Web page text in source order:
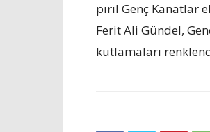
pırıl Genç Kanatlar
Ferit Ali Gündel,
kutlamaları